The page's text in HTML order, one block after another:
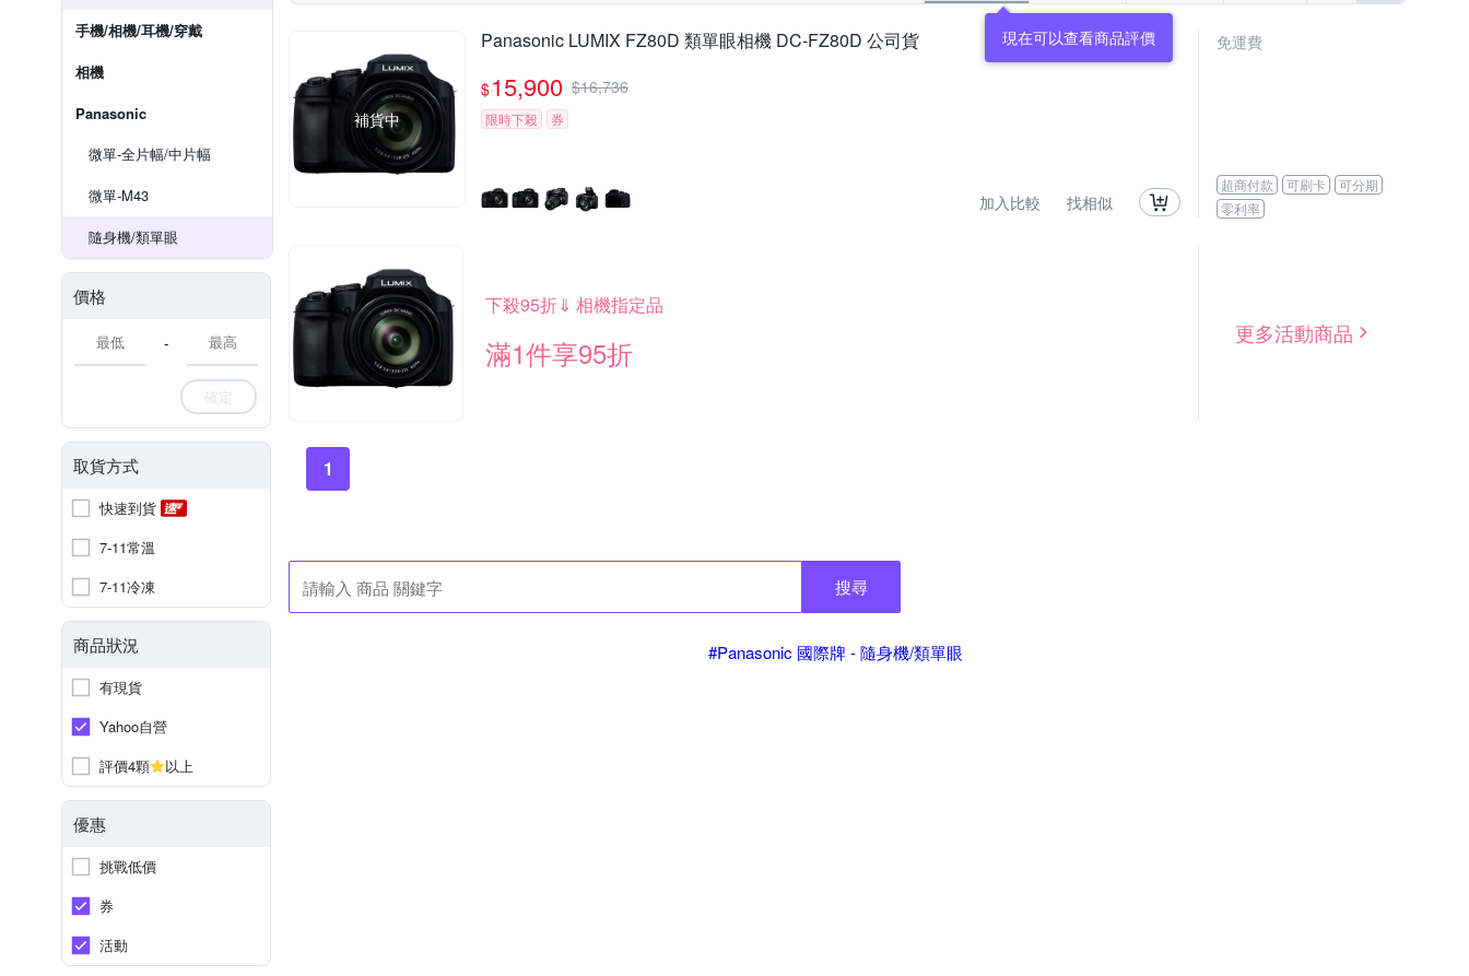
手機/相機/耳機/穿戴
相機
Panasonic
微單-全片幅/中片幅
微單-M43
隨身機/類單眼
價格
-
確定
取貨方式
快速到貨
7-11常溫
7-11冷凍
商品狀況
有現貨
Yahoo自營
評價4顆
以上
優惠
挑戰低價
券
活動
補貨中
Panasonic LUMIX FZ80D 類單眼相機 DC-FZ80D 公司貨
$15,900 $16,736
限時下殺 券
加入比較 找相似
免運費
超商付款 可刷卡
可分期
零利率
下殺95折⇓ 相機指定品
滿1件享95折
更多活動商品
1
搜尋
#Panasonic 國際牌 - 隨身機/類單眼